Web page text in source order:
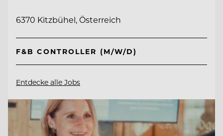
6370 Kitzbühel, Österreich
F&B CONTROLLER (M/W/D)
Entdecke alle Jobs